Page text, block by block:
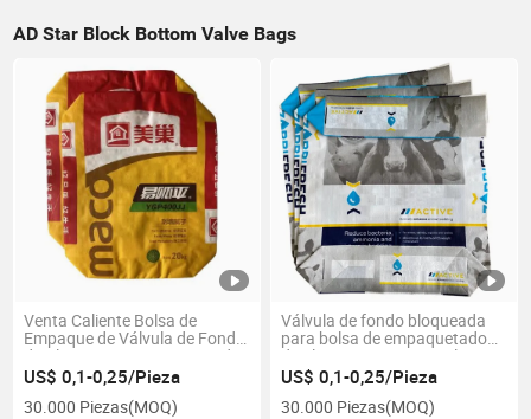
AD Star Block Bottom Valve Bags
Venta Caliente Bolsa de
Empaque de Válvula de Fondo
de Bloque Impresa BOPP Ad
Star
US$ 0,1-0,25/Pieza
30.000 Piezas(MOQ)
Válvula de fondo bloqueada
para bolsa de empaquetado
de alimento para animales
US$ 0,1-0,25/Pieza
30.000 Piezas(MOQ)